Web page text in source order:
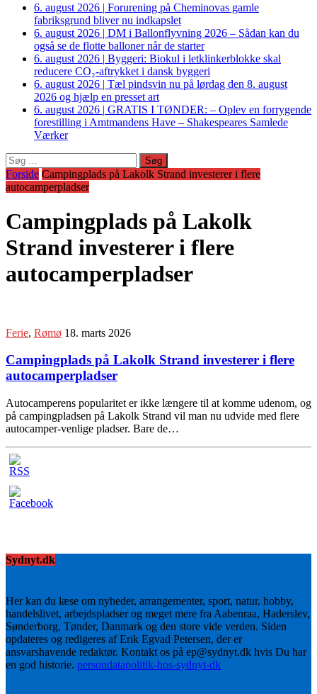
6. august 2026 | Forurening på Cheminovas gamle
fabriksgrund bliver nu indkapslet
6. august 2026 | DM i Ballonflyvning 2026 – Sådan kan du
også se de flotte balloner når de starter
6. august 2026 | Byggeri: Biokul i letklinkerblokke skal
reducere CO₂-aftrykket i dansk byggeri
6. august 2026 | Tæl pindsvin nu på lørdag den 8. august
2026 og hjælp en presset art
6. august 2026 | GRATIS I TØNDER: – Oplev en forrygende
forestilling i Amtmandens Have – Shakespeares Samlede
Værker
Søg
efter:
Forside Campingplads på Lakolk Strand investerer i flere
autocamperpladser
Campingplads på Lakolk
Strand investerer i flere
autocamperpladser
Ferie, Rømø 18. marts 2026
Campingplads på Lakolk Strand investerer i flere
autocamperpladser
Autocamperens popularitet er ikke længere til at komme udenom, og
på campingpladsen på Lakolk Strand vil man nu udvide med flere
autocamper-venlige pladser. Bare de…
Sydnyt.dk
Her kan du læse om nyheder, arrangementer, sport, natur, hobby,
handelslivet, arbejdspladser og meget mere fra Aabenraa, Haderslev,
Sønderborg, Tønder, Danmark og den store vide verden. Siden
opdateres og redigeres af Erik Egvad Petersen, der er
ansvarshavende redaktør. Kontakt os på ep@sydnyt.dk hvis Du har
en god historie. persondatapolitik-hos-sydnyt-dk